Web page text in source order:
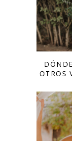
OTROS